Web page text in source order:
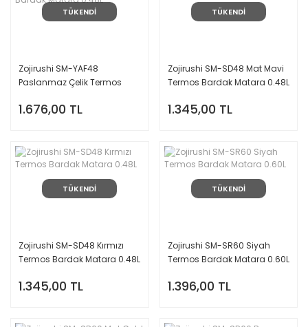
TÜKENDİ
Zojirushi SM-YAF48
Paslanmaz Çelik Termos
1.676,00 TL
TÜKENDİ
Zojirushi SM-SD48 Mat Mavi
Termos Bardak Matara 0.48L
1.345,00 TL
TÜKENDİ
Zojirushi SM-SD48 Kırmızı
Termos Bardak Matara 0.48L
1.345,00 TL
TÜKENDİ
Zojirushi SM-SR60 Siyah
Termos Bardak Matara 0.60L
1.396,00 TL